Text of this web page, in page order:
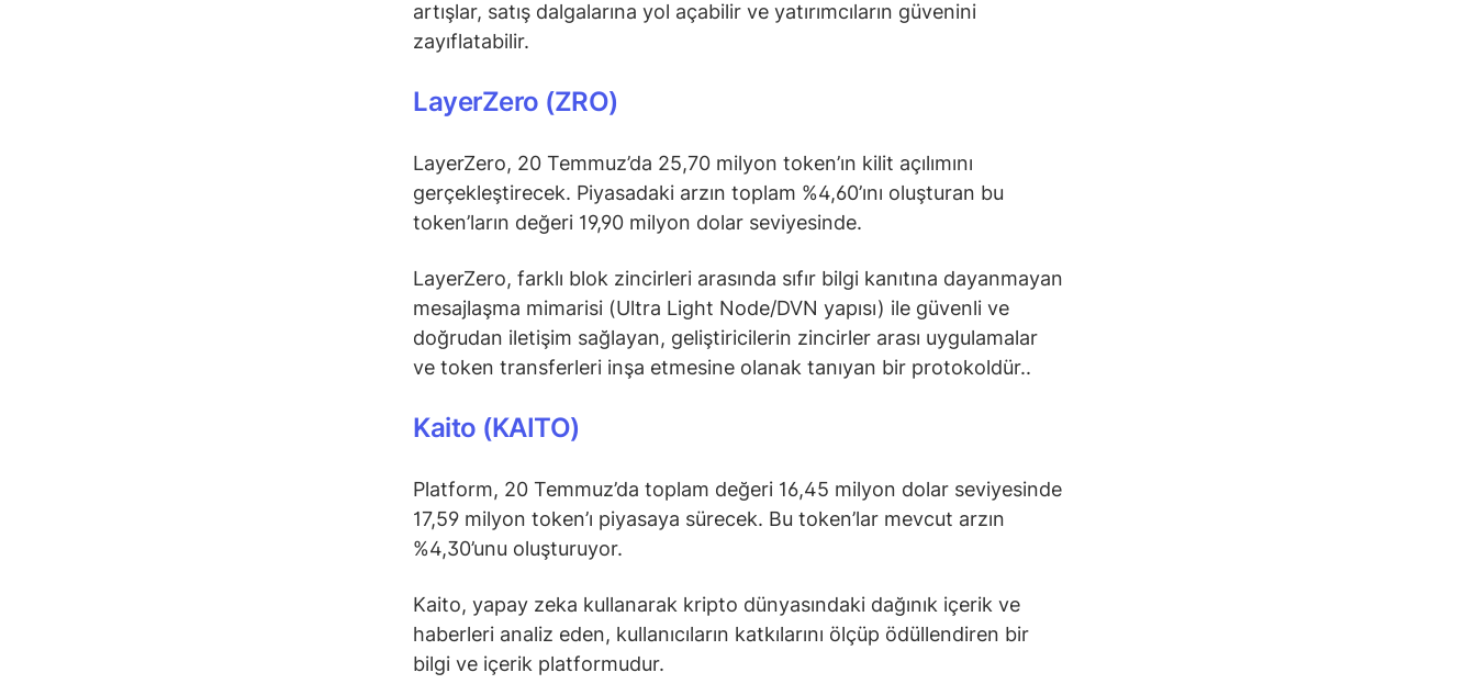
artışlar, satış dalgalarına yol açabilir ve yatırımcıların güvenini
zayıflatabilir.
LayerZero (ZRO)
LayerZero, 20 Temmuz’da 25,70 milyon token’ın kilit açılımını
gerçekleştirecek. Piyasadaki arzın toplam %4,60’ını oluşturan bu
token’ların değeri 19,90 milyon dolar seviyesinde.
LayerZero, farklı blok zincirleri arasında sıfır bilgi kanıtına dayanmayan
mesajlaşma mimarisi (Ultra Light Node/DVN yapısı) ile güvenli ve
doğrudan iletişim sağlayan, geliştiricilerin zincirler arası uygulamalar
ve token transferleri inşa etmesine olanak tanıyan bir protokoldür..
Kaito (KAITO)
Platform, 20 Temmuz’da toplam değeri 16,45 milyon dolar seviyesinde
17,59 milyon token’ı piyasaya sürecek. Bu token’lar mevcut arzın
%4,30’unu oluşturuyor.
Kaito, yapay zeka kullanarak kripto dünyasındaki dağınık içerik ve
haberleri analiz eden, kullanıcıların katkılarını ölçüp ödüllendiren bir
bilgi ve içerik platformudur.